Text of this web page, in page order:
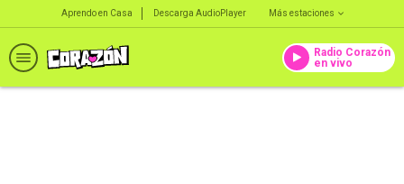
Aprendo en Casa Descarga AudioPlayer Más estaciones
Radio Corazón
en vivo